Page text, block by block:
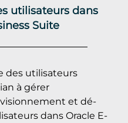
utilisateurs dans
Suite
des utilisateurs
à gérer
et dé-
dans Oracle E-